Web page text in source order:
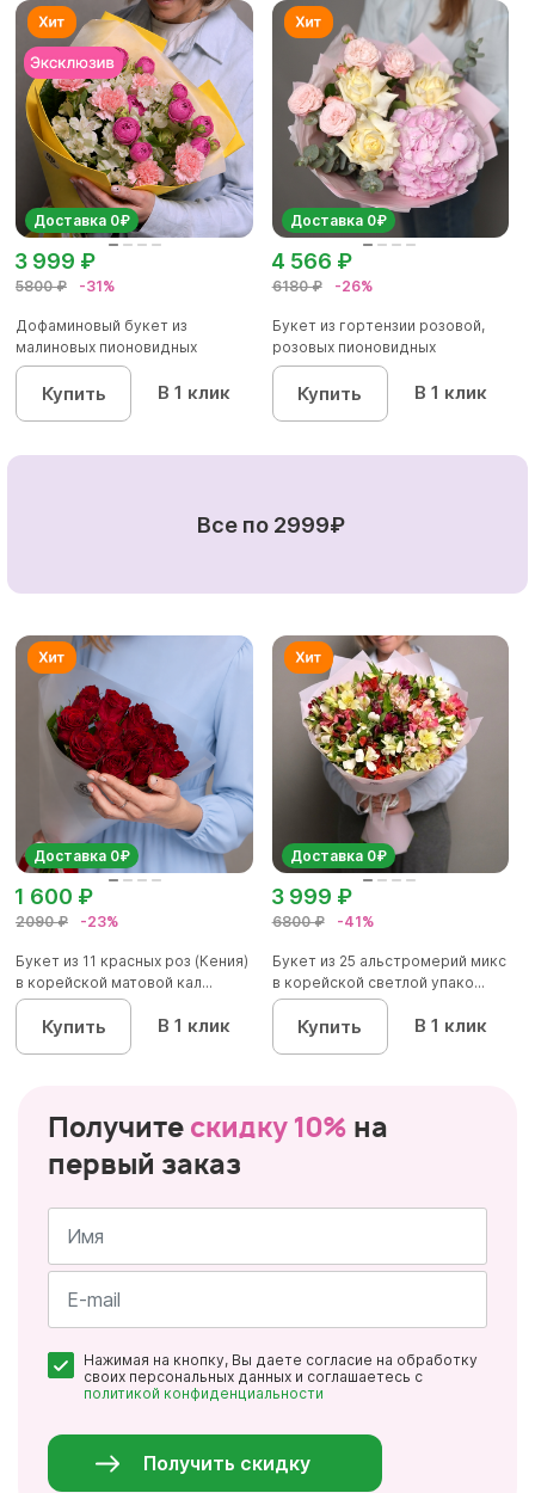
Доставка 0₽
5800 ₽ -31%
3 999 ₽
Дофаминовый букет из
малиновых пионовидных
кустовых роз...
Купить В 1 клик
Доставка 0₽
6180 ₽ -26%
4 566 ₽
Букет из гортензии розовой,
розовых пионовидных
кустовы...
Купить В 1 клик
Все по 2999₽
Доставка 0₽
2090 ₽ -23%
1 600 ₽
Букет из 11 красных роз (Кения)
в корейской матовой кал...
Купить В 1 клик
Доставка 0₽
6800 ₽ -41%
3 999 ₽
Букет из 25 альстромерий микс
в корейской светлой упако...
Купить В 1 клик
Получите скидку 10% на
первый заказ
Имя
*
Нажимая на кнопку, Вы даете согласие на обработку
своих персональных данных и соглашаетесь с
политикой конфиденциальности
Получить скидку